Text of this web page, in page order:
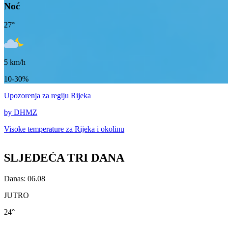
Noć
27°
5 km/h
10-30%
Upozorenja za regiju Rijeka
by DHMZ
Visoke temperature za Rijeka i okolinu
SLJEDEĆA TRI DANA
Danas: 06.08
JUTRO
24°